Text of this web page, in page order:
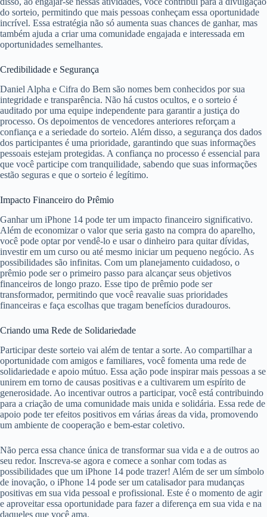
do sorteio, permitindo que mais pessoas conheçam essa oportunidade
incrível. Essa estratégia não só aumenta suas chances de ganhar, mas
também ajuda a criar uma comunidade engajada e interessada em
oportunidades semelhantes.
Credibilidade e Segurança
Daniel Alpha e Cifra do Bem são nomes bem conhecidos por sua
integridade e transparência. Não há custos ocultos, e o sorteio é
auditado por uma equipe independente para garantir a justiça do
processo. Os depoimentos de vencedores anteriores reforçam a
confiança e a seriedade do sorteio. Além disso, a segurança dos dados
dos participantes é uma prioridade, garantindo que suas informações
pessoais estejam protegidas. A confiança no processo é essencial para
que você participe com tranquilidade, sabendo que suas informações
estão seguras e que o sorteio é legítimo.
Impacto Financeiro do Prêmio
Ganhar um iPhone 14 pode ter um impacto financeiro significativo.
Além de economizar o valor que seria gasto na compra do aparelho,
você pode optar por vendê-lo e usar o dinheiro para quitar dívidas,
investir em um curso ou até mesmo iniciar um pequeno negócio. As
possibilidades são infinitas. Com um planejamento cuidadoso, o
prêmio pode ser o primeiro passo para alcançar seus objetivos
financeiros de longo prazo. Esse tipo de prêmio pode ser
transformador, permitindo que você reavalie suas prioridades
financeiras e faça escolhas que tragam benefícios duradouros.
Criando uma Rede de Solidariedade
Participar deste sorteio vai além de tentar a sorte. Ao compartilhar a
oportunidade com amigos e familiares, você fomenta uma rede de
solidariedade e apoio mútuo. Essa ação pode inspirar mais pessoas a se
unirem em torno de causas positivas e a cultivarem um espírito de
generosidade. Ao incentivar outros a participar, você está contribuindo
para a criação de uma comunidade mais unida e solidária. Essa rede de
apoio pode ter efeitos positivos em várias áreas da vida, promovendo
um ambiente de cooperação e bem-estar coletivo.
Não perca essa chance única de transformar sua vida e a de outros ao
seu redor. Inscreva-se agora e comece a sonhar com todas as
possibilidades que um iPhone 14 pode trazer! Além de ser um símbolo
de inovação, o iPhone 14 pode ser um catalisador para mudanças
positivas em sua vida pessoal e profissional. Este é o momento de agir
e aproveitar essa oportunidade para fazer a diferença em sua vida e na
daqueles que você ama.